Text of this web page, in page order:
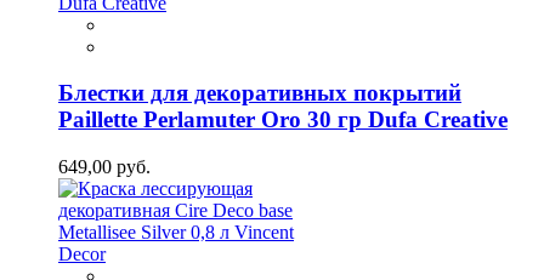
Блестки для декоративных покрытий
Paillette Perlamuter Oro 30 гр Dufa Creative
649,00 руб.